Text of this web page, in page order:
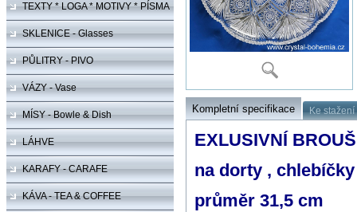
TEXTY * LOGA * MOTIVY * PÍSMA
SKLENICE - Glasses
PŮLITRY - PIVO
VÁZY - Vase
MÍSY - Bowle & Dish
LÁHVE
KARAFY - CARAFE
KÁVA - TEA & COFFEE
Kompletní specifikace Ke stažení
EXLUSIVNÍ
na dorty ,
průměr 31,5 cm